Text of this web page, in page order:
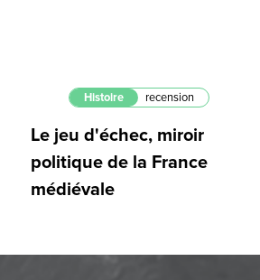
Histoire recension
Le jeu d'échec, miroir
politique de la France
médiévale